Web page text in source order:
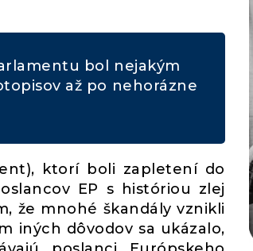
bol nejakým
až po nehorázne
ktorí boli zapletení do
EP s históriou zlej
že mnohé škandály vznikli
iných dôvodov sa ukázalo,